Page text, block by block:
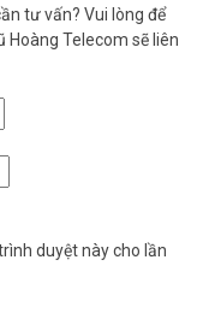
tư vấn? Vui lòng để
Hoàng Telecom sẽ liên
duyệt này cho lần